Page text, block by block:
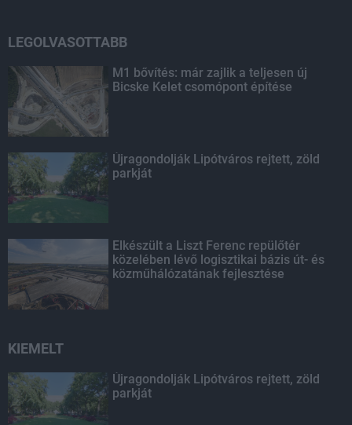
LEGOLVASOTTABB
M1 bővítés: már zajlik a teljesen új
Bicske Kelet csomópont építése
Újragondolják Lipótváros rejtett, zöld
parkját
Elkészült a Liszt Ferenc repülőtér
közelében lévő logisztikai bázis út- és
közműhálózatának fejlesztése
KIEMELT
Újragondolják Lipótváros rejtett, zöld
parkját